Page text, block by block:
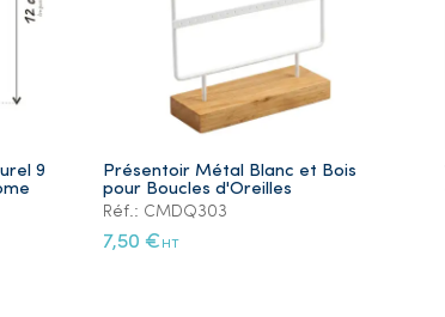
9
Présentoir Métal Blanc et Bois
pour Boucles d'Oreilles
Réf.: CMDQ303
7,50 € HT